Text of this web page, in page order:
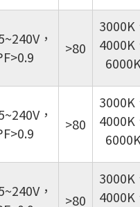
，
>80
3000K
4000K
，
>80
3000K
4000K
，
>80
3000K
4000K